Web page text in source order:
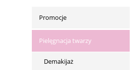
Promocje
Pielęgnacja twarzy
Demakijaż